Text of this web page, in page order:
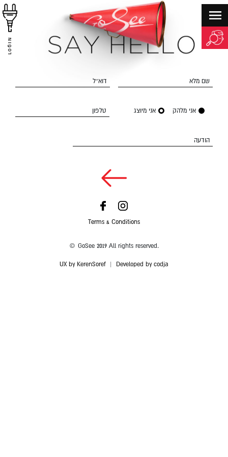
LOGIN
שם מלא דוא״ל
אני מלהק אני מיוצג טלפון
הודעה
Terms & Conditions
© GoSee 2019 All rights reserved.
UX by KerenSoref Developed by codja